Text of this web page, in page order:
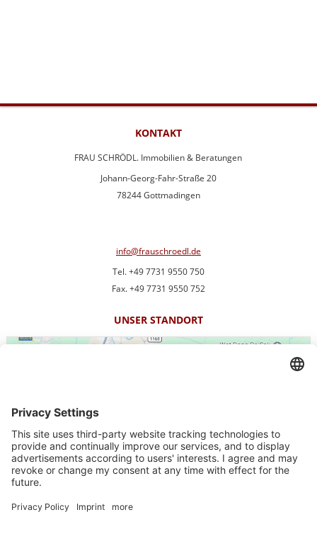
KONTAKT
FRAU SCHRÖDL. Immobilien & Beratungen
Johann-Georg-Fahr-Straße 20
78244 Gottmadingen
info@frauschroedl.de
Tel. +49 7731 9550 750
Fax. +49 7731 9550 752
UNSER STANDORT
We use a third party service to embed map content that
More Information
powered by
Impressum
-
Kontakt
-